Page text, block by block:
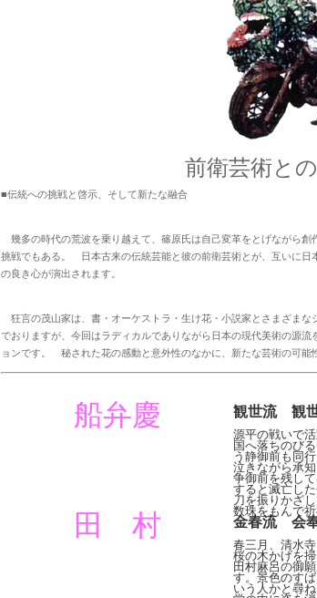
前衛芸術と
■伝統への挑戦と啓示、そして新たな融合
幾多の時代の荒波を乗り越えて、篠原氏は自己変革をとげながら
挑戦でもある。 日本古来の伝統芸能と彼の前衛芸術とが、互いに日
の良き心が演出されます。
狂言の茂山家は、書・オーケストラ・生け花・小説家とさまざま
でおりますが、今回はラディカルでありながら日本の現代美術の源
ョンです。 秘された花の感動と意外性のなかに、新たな芸術の可能
船弁慶 観世流 観
源平の戦いで
国へ落ちのび
う静御前も同
泣きながら承
争御前を残し
すると滅亡し
刀を振りかざ
数珠をもんで
田 村 金春流 会
春三月、清水
桜の木かげを
田村麻呂の御
す。景色のす
いう人かと尋